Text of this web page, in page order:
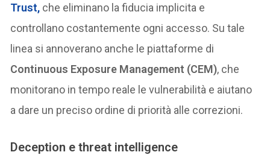
Trust, che eliminano la fiducia implicita e
controllano costantemente ogni accesso. Su tale
linea si annoverano anche le piattaforme di
Continuous Exposure Management (CEM), che
monitorano in tempo reale le vulnerabilità e aiutano
a dare un preciso ordine di priorità alle correzioni.
Deception e threat intelligence